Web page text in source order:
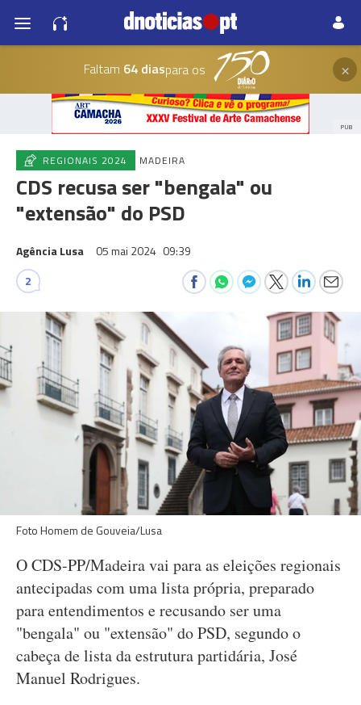
Faltam 64 diaspara os ×
PUB
REGIONAIS 2024 MADEIRA
CDS recusa ser "bengala" ou
"extensão" do PSD
Agência Lusa 05 mai 2024 09:39
2
Foto Homem de Gouveia/Lusa
O CDS-PP/Madeira vai para as eleições regionais
antecipadas com uma lista própria, preparado
para entendimentos e recusando ser uma
"bengala" ou "extensão" do PSD, segundo o
cabeça de lista da estrutura partidária, José
Manuel Rodrigues.